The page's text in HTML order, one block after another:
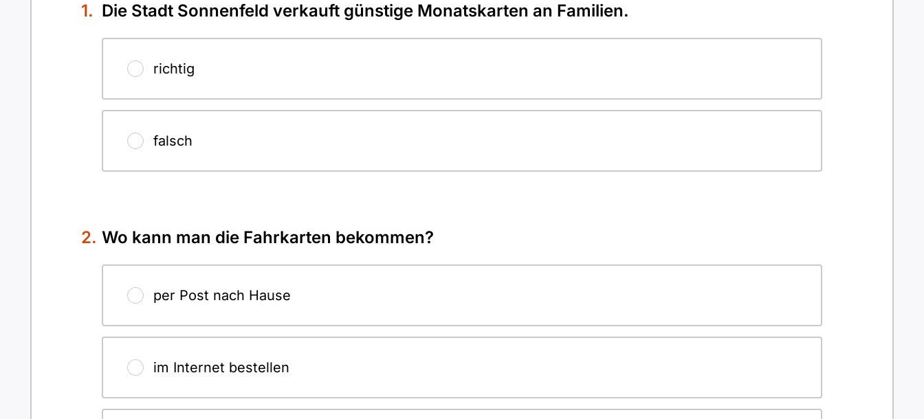
Die Stadt Sonnenfeld verkauft günstige Monatskarten an Familien.
richtig
falsch
Wo kann man die Fahrkarten bekommen?
per Post nach Hause
im Internet bestellen